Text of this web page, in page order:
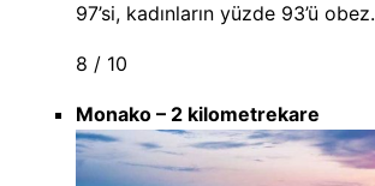
97’si, kadınların yüzde 93’ü obez.
8 / 10
Monako – 2 kilometrekare